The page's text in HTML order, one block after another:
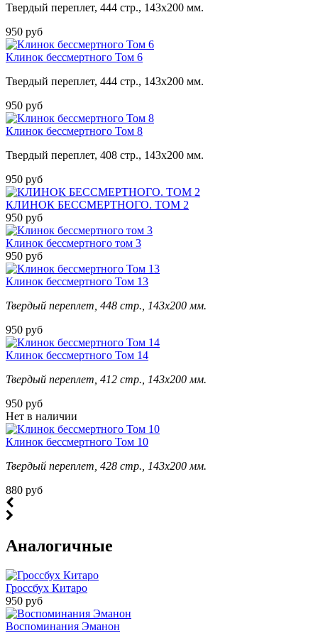
Твердый переплет, 444 стр., 143х200 мм.
950 руб
Клинок бессмертного Том 6
Твердый переплет, 444 стр., 143х200 мм.
950 руб
Клинок бессмертного Том 8
Твердый переплет, 408 стр., 143х200 мм.
950 руб
КЛИНОК БЕССМЕРТНОГО. ТОМ 2
950 руб
Клинок бессмертного том 3
950 руб
Клинок бессмертного Том 13
Твердый переплет, 448 стр., 143х200 мм.
950 руб
Клинок бессмертного Том 14
Твердый переплет, 412 стр., 143х200 мм.
950 руб
Нет в наличии
Клинок бессмертного Том 10
Твердый переплет, 428 стр., 143х200 мм.
880 руб
Аналогичные
Гроссбух Китаро
950 руб
Воспоминания Эманон